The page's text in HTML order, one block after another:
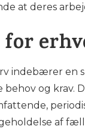
at deres
indebærer en
behov og
af